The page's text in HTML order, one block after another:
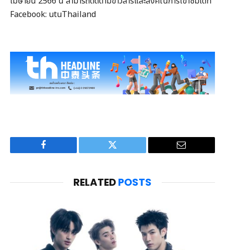
Facebook: utuThailand
Facebook Twitter Email
RELATEDPOSTS